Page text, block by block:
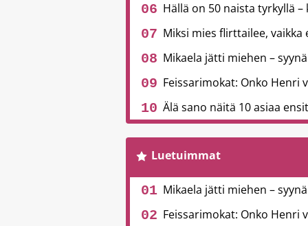
Hällä on 50 naista tyrkyllä –
Miksi mies flirttailee,
Mikaela jätti miehen –
Feissarimokat: Onko Henri
Älä sano näitä 10 asiaa
Luetuimmat
Mikaela jätti miehen –
Feissarimokat: Onko Henri